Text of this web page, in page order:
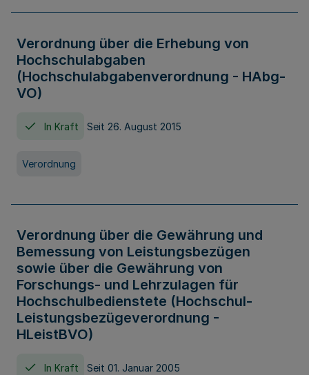
Verordnung über die Erhebung von
Hochschulabgaben
(Hochschulabgabenverordnung - HAbg-
VO)
In Kraft Seit 26. August 2015
Verordnung
Verordnung über die Gewährung und
Bemessung von Leistungsbezügen
sowie über die Gewährung von
Forschungs- und Lehrzulagen für
Hochschulbedienstete (Hochschul-
Leistungsbezügeverordnung -
HLeistBVO)
In Kraft Seit 01. Januar 2005